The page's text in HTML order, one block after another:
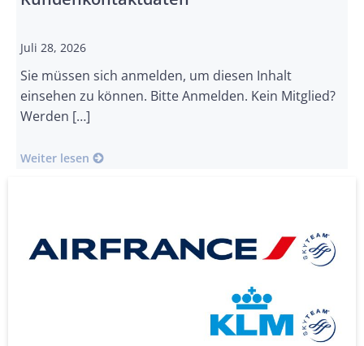
Juli 28, 2026
Sie müssen sich anmelden, um diesen Inhalt
einsehen zu können. Bitte Anmelden. Kein Mitglied?
Werden […]
Weiter lesen